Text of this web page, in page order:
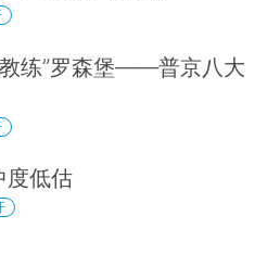
练”罗森堡——普京八大
度低估